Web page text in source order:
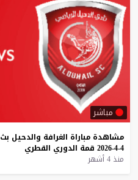
مباشر
مشاهدة مباراة الغرافة والدحيل بث
4-4-2026
قمة الدوري القطري
منذ 4 أشهر